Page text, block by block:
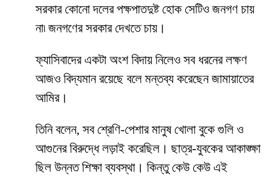
সরকার কোনো দলের পক্ষপাতদুষ্ট হোক সেটিও জনগণ চায়
না৷ জনগণের সরকার দেখতে চায়।
ফ্যাসিবাদের একটা অংশ বিদায় নিলেও সব ধরনের লক্ষণ
আজও বিদ্যমান রয়েছে বলে মন্তব্য করেছেন জামায়াতের
আমির।
তিনি বলেন, সব শ্রেণি-পেশার মানুষ খোলা বুকে গুলি ও
আগুনের বিরুদ্ধে লড়াই করেছিল। ছাত্র-যুবকের আকাঙ্ক্ষা
ছিল উন্নত শিক্ষা ব্যবস্থা। কিন্তু কেউ কেউ এই